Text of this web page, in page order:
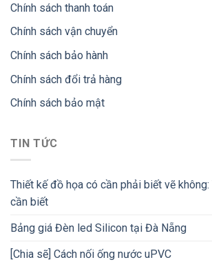
Chính sách thanh toán
Chính sách vận chuyển
Chính sách bảo hành
Chính sách đổi trả hàng
Chính sách bảo mật
TIN TỨC
Thiết kế đồ họa có cần phải biết vẽ
cần biết
Bảng giá Đèn led Silicon tại Đà Nẵng
[Chia sẽ] Cách nối ống nước uPVC